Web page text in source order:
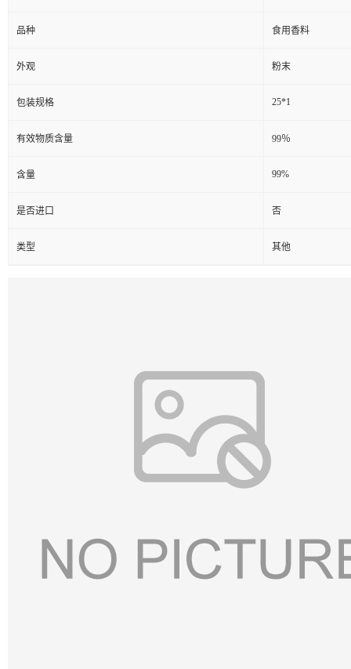
品种 食用香料
外观 粉末
包装规格 25*1
有效物质含量 99％
含量 99%
是否进口 否
类型 其他